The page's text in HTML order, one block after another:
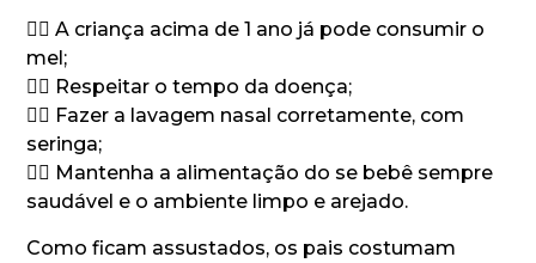
👉🏼 A criança acima de 1 ano já pode consumir o
mel;
👉🏼 Respeitar o tempo da doença;
👉🏼 Fazer a lavagem nasal corretamente, com
seringa;
👉🏼 Mantenha a alimentação do se bebê sempre
saudável e o ambiente limpo e arejado.
Como ficam assustados, os pais costumam